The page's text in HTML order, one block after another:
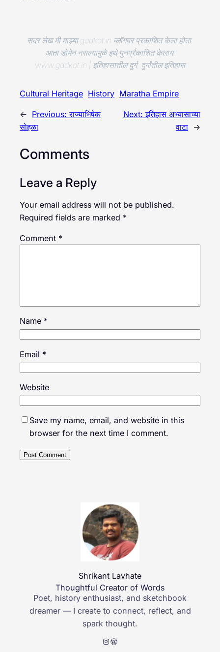
सदर लेख मी माझ्या gadkot.in ब्लॉगवर प्रकाशित केला होता.
आता डोमेन नसल्यामुळे इथे पुनर्प्रकाशित केलाय.
www.gadkot.in | इतिहासातील दुर्ग, दुर्गांतील इतिहास
Cultural Heritage History Maratha Empire
← Previous:राज्याभिषेक
सोहळा
Next:इतिहास अभ्यासाच्या
वाटा →
Comments
Leave a Reply
Your email address will not be published.
Required fields are marked *
Comment *
Name *
Email *
Website
Save my name, email, and website in this
browser for the next time I comment.
Shrikant Lavhate
Thoughtful Creator of Words
Poet, history enthusiast, and sketchbook
dreamer — I create to connect, reflect, and
spark thought.
Instagram WordPress